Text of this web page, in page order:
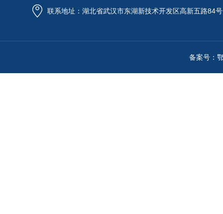
联系地址：湖北省武汉市东湖新技术开发区高新五路84
备案号：